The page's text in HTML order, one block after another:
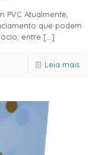
PVC Atualmente,
que podem
entre […]
Leia mais